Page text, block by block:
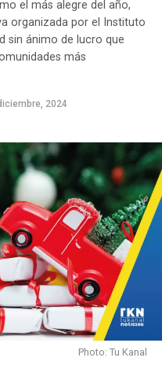
El Viaje.
morosos de
el más alegre del año,
organizada por el Instituto
sin ánimo de lucro que
más
2024
Photo: Tu Kanal